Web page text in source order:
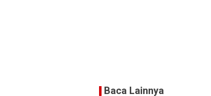
Baca Lainnya